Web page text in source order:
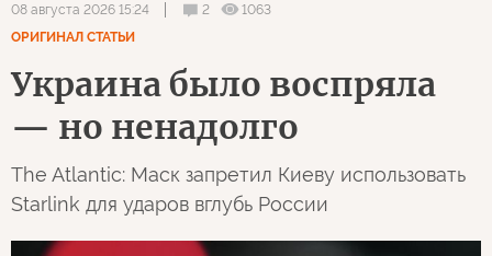
08 августа 2026 15:24 2
1063
ОРИГИНАЛ СТАТЬИ
Украина было воспряла
— но ненадолго
The Atlantic: Маск запретил Киеву использовать
Starlink для ударов вглубь России